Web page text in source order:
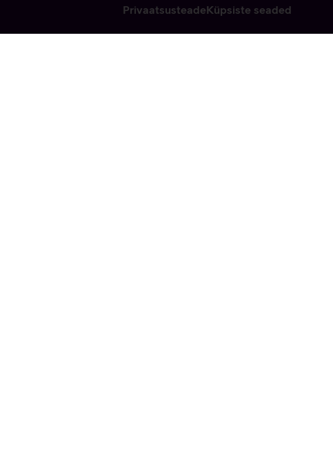
PrivaatsusteadeKüpsiste seaded